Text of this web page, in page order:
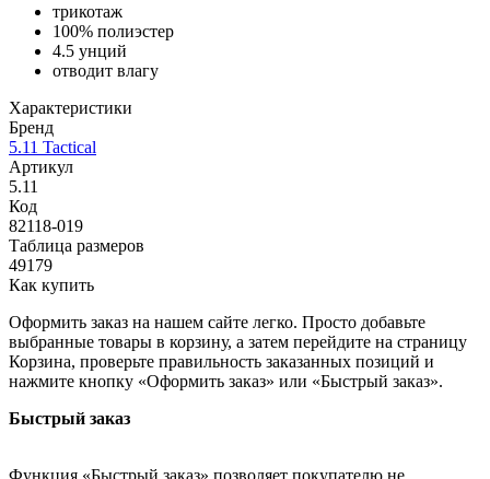
трикотаж
100% полиэстер
4.5 унций
отводит влагу
Характеристики
Бренд
5.11 Tactical
Артикул
5.11
Код
82118-019
Таблица размеров
49179
Как купить
Оформить заказ на нашем сайте легко. Просто добавьте
выбранные товары в корзину, а затем перейдите на страницу
Корзина, проверьте правильность заказанных позиций и
нажмите кнопку «Оформить заказ» или «Быстрый заказ».
Быстрый заказ
Функция «Быстрый заказ» позволяет покупателю не